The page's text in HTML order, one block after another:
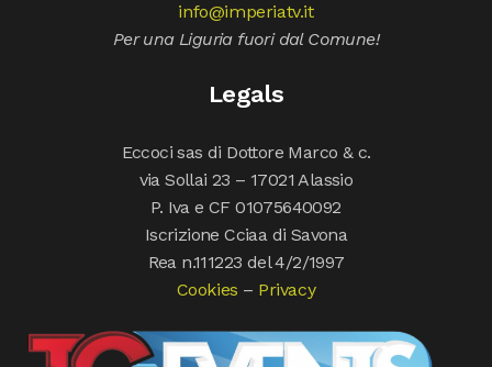
info@imperiatv.it
Per una Liguria fuori dal Comune!
Legals
Eccoci sas di Dottore Marco & c.
via Sollai 23 – 17021 Alassio
P. Iva e CF 01075640092
Iscrizione Cciaa di Savona
Rea n.111223 del 4/2/1997
Cookies – Privacy